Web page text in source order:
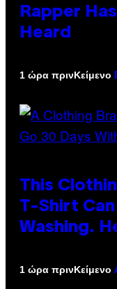
Rapper
Heard
1 ώρα πρινΚείμενο
This
T-Shirt
Washing.
1 ώρα πρινΚείμενο